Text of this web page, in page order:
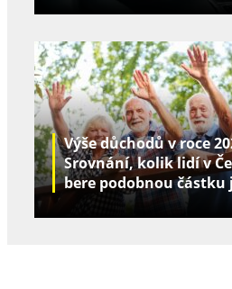
Výše důchodů v roce
Srovnání, kolik lidí v
bere podobnou částku